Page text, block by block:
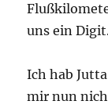
uns ein
Ich hab
mir nun